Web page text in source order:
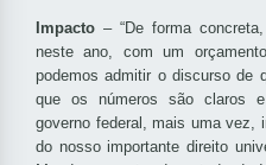
Impacto – “De forma
neste ano, com um
podemos admitir o discurso de
que os números são claros
governo federal, mais uma vez,
do nosso importante direito